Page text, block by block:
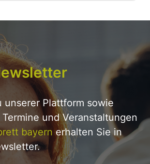
unserer Plattform sowie
und Veranstaltungen
bayernerhalten Sie in